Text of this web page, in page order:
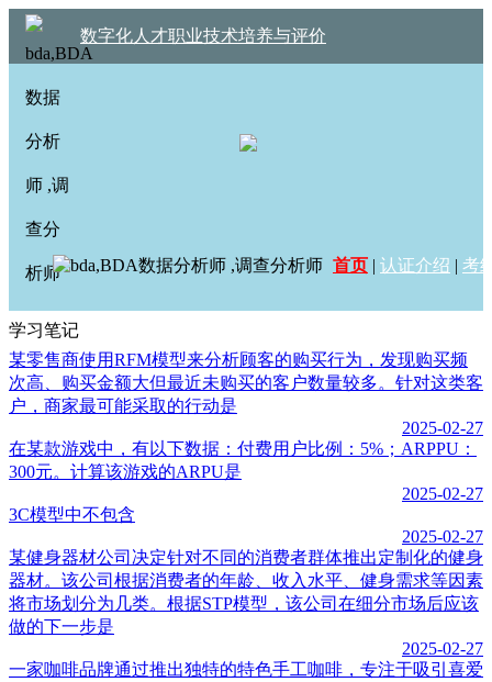
数字化人才职业技术培养与评价
首页 | 认证介绍 | 考
学习笔记
某零售商使用RFM模型来分析顾客的购买行为，发现购买频
次高、购买金额大但最近未购买的客户数量较多。针对这类客
户，商家最可能采取的行动是
2025-02-27
在某款游戏中，有以下数据：付费用户比例：5%；ARPPU：
300元。计算该游戏的ARPU是
2025-02-27
3C模型中不包含
2025-02-27
某健身器材公司决定针对不同的消费者群体推出定制化的健身
器材。该公司根据消费者的年龄、收入水平、健身需求等因素
将市场划分为几类。根据STP模型，该公司在细分市场后应该
做的下一步是
2025-02-27
一家咖啡品牌通过推出独特的特色手工咖啡，专注于吸引喜爱